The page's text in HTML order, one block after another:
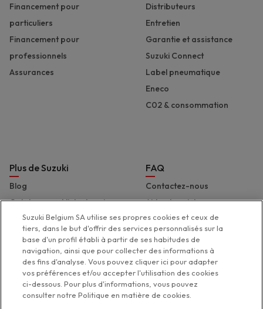
Financement pour
particuliers
Financement pour
professionnels
Assurances
Distributeurs
Entretien
Garantie et assistance
Suzuki Connect
Label pneumatique
Eneco
C02 & consommation
Plus de Suzuki
Blog
Catalogues et liste de prix
Presse
Suzuki Marine
Suzuki 2 Wheels
Suzuki Global
FAQ
Contactez-nous
Aide et assistance
Déclaration d'accessibilité
Suzuki Belgium SA utilise ses propres cookies et ceux de
tiers, dans le but d'offrir des services personnalisés sur la
base d'un profil établi à partir de ses habitudes de
navigation, ainsi que pour collecter des informations à
des fins d'analyse. Vous pouvez cliquer ici pour adapter
vos préférences et/ou accepter l'utilisation des cookies
ci-dessous. Pour plus d'informations, vous pouvez
consulter notre Politique en matière de cookies.